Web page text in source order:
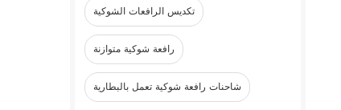
تكديس الرافعات الشوكية
رافعة شوكية متوازنة
شاحنات رافعة شوكية تعمل بالبطارية